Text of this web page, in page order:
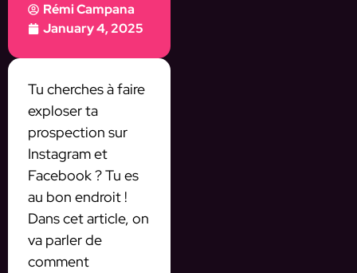
Rémi Campana
January 4, 2025
Tu cherches à faire
exploser ta
prospection sur
Instagram et
Facebook ? Tu es
au bon endroit !
Dans cet article, on
va parler de
comment